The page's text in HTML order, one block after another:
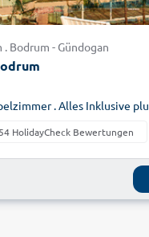
Bodrum - Gündogan
. Alles Inklusive
HolidayCheck Bewertungen